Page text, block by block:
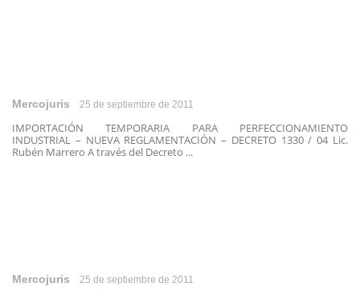
Mercojuris 25 de septiembre de 2011
IMPORTACIÓN TEMPORARIA PARA PERFECCIONAMIENTO
INDUSTRIAL – NUEVA REGLAMENTACIÓN – DECRETO 1330 / 04 Lic.
Rubén Marrero A través del Decreto ...
Mercojuris 25 de septiembre de 2011